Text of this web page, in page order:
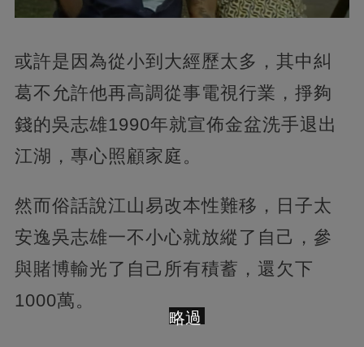
或許是因為從小到大經歷太多，其中糾
葛不允許他再高調從事電視行業，掙夠
錢的吳志雄1990年就宣佈金盆洗手退出
江湖，專心照顧家庭。
然而俗話說江山易改本性難移，日子太
安逸吳志雄一不小心就放縱了自己，參
與賭博輸光了自己所有積蓄，還欠下
1000萬。
略過